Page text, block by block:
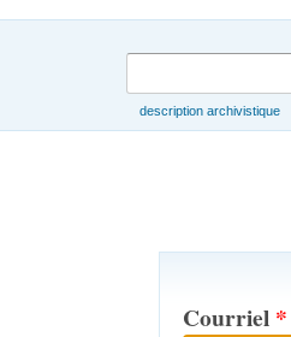
description archivistique
Courriel *